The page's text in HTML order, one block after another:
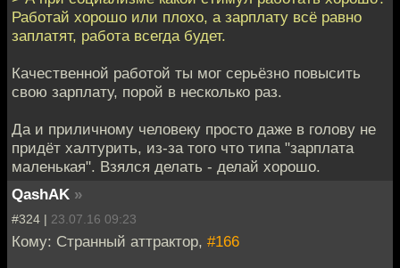
Работай хорошо или плохо, а зарплату всё равно
заплатят, работа всегда будет.
Качественной работой ты мог серьёзно повысить
свою зарплату, порой в несколько раз.
Да и приличному человеку просто даже в голову не
придёт халтурить, из-за того что типа "зарплата
маленькая". Взялся делать - делай хорошо.
QashAK »
#324 | 23.07.16 09:23
Кому: Странный аттрактор, #166